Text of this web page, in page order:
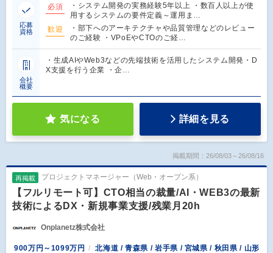
応募
資格
必須
・システム開発の実務経験5年以上 ・数百人以上が使
用するシステムの要件定義～運用ま…
歓迎
・部下へのアーキテクチャや品質管理などのレビュー
のご経験 ・VPoEやCTOのご経…
会社
概要
・生成AIやWeb3などの先端技術を活用したシステム開発・D
X支援を行う企業 ・企…
気になる 詳細を見る
掲載期間：26/08/03～26/08/16
再掲載 プロジェクトマネージャー（Web・オープン系）
【フルリモート可】CTO相当の裁量/AI・WEB3の最新
技術によるDX・新規事業支援/残業月20h
Onplanetz株式会社
900万円～1099万円
北海道 / 青森県 / 岩手県 / 宮城県 / 秋田県 / 山形